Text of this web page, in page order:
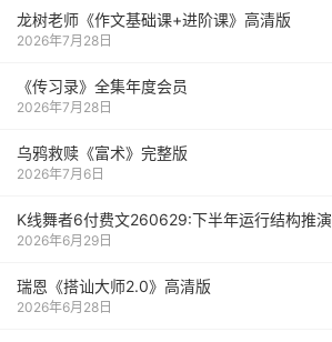
龙树老师《作文基础课+进阶课》高清版
2026年7月28日
《传习录》全集年度会员
2026年7月28日
乌鸦救赎《富术》完整版
2026年7月6日
K线舞者6付费文260629:下半年运行结构推演
2026年6月29日
瑞恩《搭讪大师2.0》高清版
2026年6月28日